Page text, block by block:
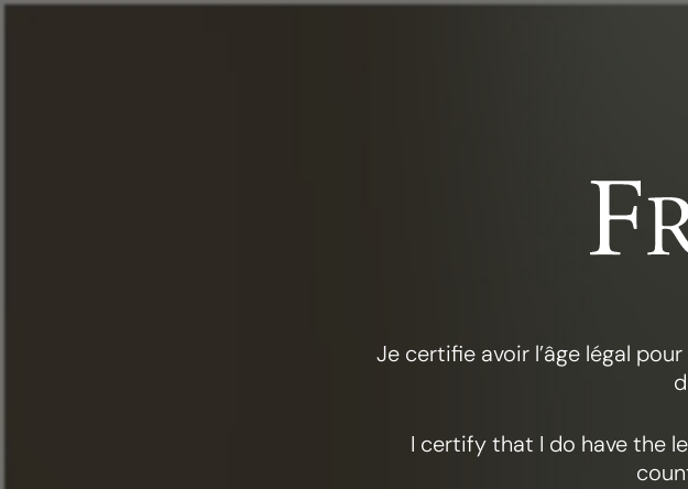
Je certifie avoir l’âge légal
I certify that I do have the
专